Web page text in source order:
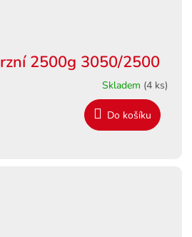
2500g 3050/2500
Skladem (4 ks)
Do košíku